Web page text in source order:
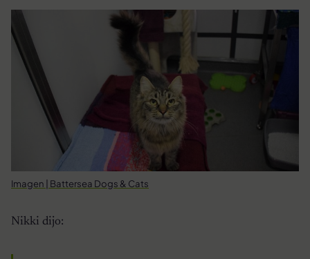
Imagen | Battersea Dogs & Cats
Nikki dijo: